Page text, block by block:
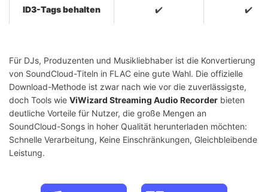
ID3-Tags behalten ✔️ ✔️
Pop-up-Werbung ❌
Kosten Gratis
Für DJs, Produzenten und Musikliebhaber ist die Konvertierung
von SoundCloud-Titeln in FLAC eine gute Wahl. Die offizielle
Download-Methode ist zwar nach wie vor die zuverlässigste,
doch Tools wie ViWizard Streaming Audio Recorder bieten
deutliche Vorteile für Nutzer, die große Mengen an
SoundCloud-Songs in hoher Qualität herunterladen möchten:
Schnelle Verarbeitung, Keine Einschränkungen, Gleichbleibende
Leistung.